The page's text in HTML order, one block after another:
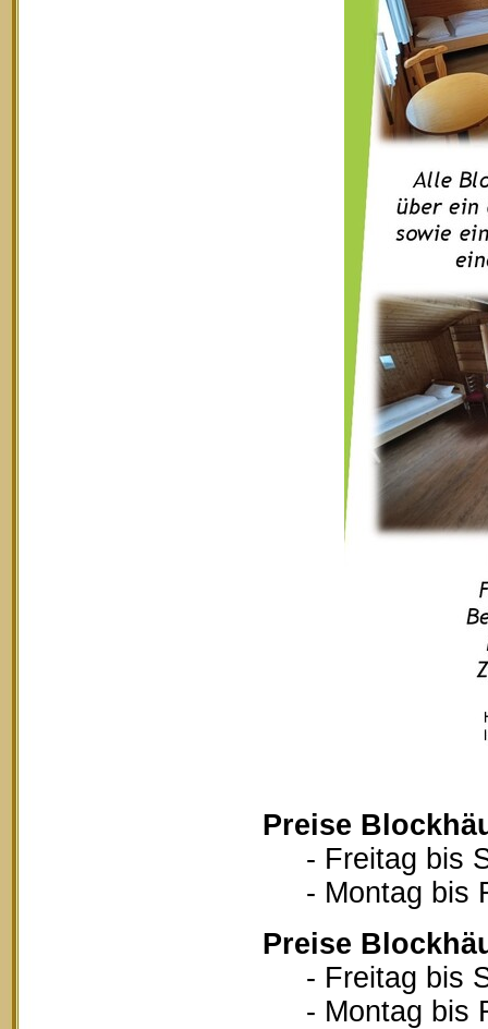
Preise
- Freitag bis
- Montag bis
Preise
- Freitag bis
- Montag bis